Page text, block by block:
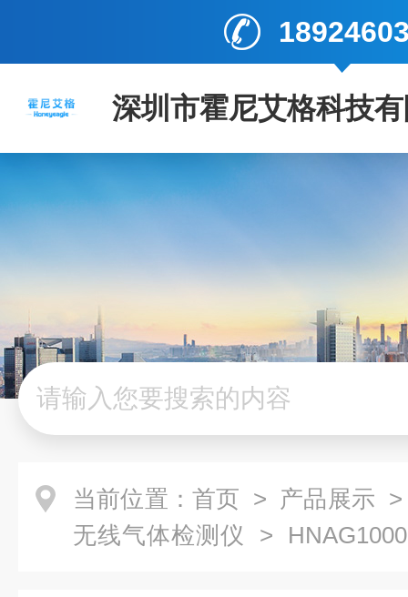
深圳市霍尼艾格科技
当前位置： 首页 > 产品展示
无线气体检测仪 >